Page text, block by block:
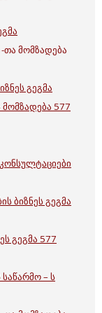
თა მომზადება
გეგმა
577
ბიზნეს გეგმა
გეგმა 577
– ს